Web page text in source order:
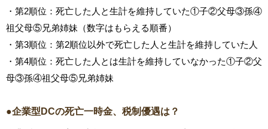
・第2順位：死亡した人と生計を維持していた①子②父母③孫④
祖父母⑤兄弟姉妹（数字はもらえる順番）
・第3順位：第2順位以外で死亡した人と生計を維持していた人
・第4順位：死亡した人とは生計を維持していなかった①子②父
母③孫④祖父母⑤兄弟姉妹
●企業型DCの死亡一時金、税制優遇は？